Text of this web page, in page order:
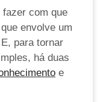
com que
envolve um
para tornar
há duas
e